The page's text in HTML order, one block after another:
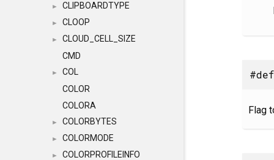
► CLIPBOARDTYPE
► CLOOP
►
CLOUD_CELL_SIZE
CMD
►
COL
COLOR
COLORA
► COLORBYTES
► COLORMODE
► COLORPROFILEINFO
Flag